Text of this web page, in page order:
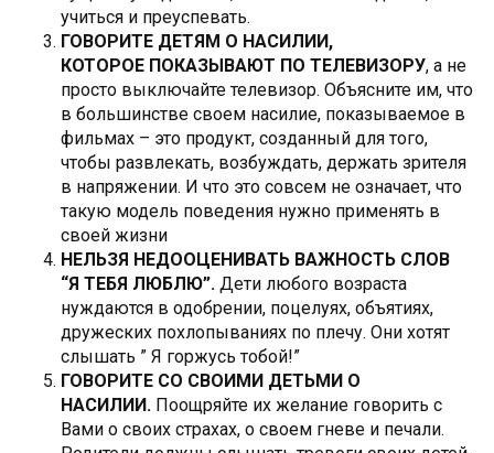
учиться и преуспевать.
ГОВОРИТЕ ДЕТЯМ О НАСИЛИИ,
КОТОРОЕ ПОКАЗЫВАЮТ ПО ТЕЛЕВИЗОРУ, а не
просто выключайте телевизор. Объясните им, что
в большинстве своем насилие, показываемое в
фильмах – это продукт, созданный для того,
чтобы развлекать, возбуждать, держать зрителя
в напряжении. И что это совсем не означает, что
такую модель поведения нужно применять в
своей жизни
НЕЛЬЗЯ НЕДООЦЕНИВАТЬ ВАЖНОСТЬ СЛОВ
“Я ТЕБЯ ЛЮБЛЮ”. Дети любого возраста
нуждаются в одобрении, поцелуях, объятиях,
дружеских похлопываниях по плечу. Они хотят
слышать ” Я горжусь тобой!”
ГОВОРИТЕ СО СВОИМИ ДЕТЬМИ О
НАСИЛИИ. Поощряйте их желание говорить с
Вами о своих страхах, о своем гневе и печали.